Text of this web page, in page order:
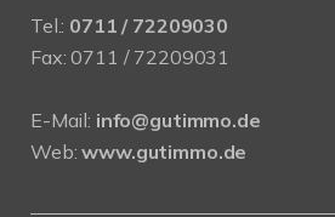
Tel.: 0711 / 72209030
Fax: 0711 / 72209031
E-Mail: info@gutimmo.de
Web:www.gutimmo.de